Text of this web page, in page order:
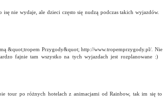
nie wydaje, ale dzieci często się nudzą podczas takich wyjazdów.
&quot;tropem Przygody&quot; http://www.tropemprzygody.pl/. Nie
fajnie tam wszystko na tych wyjazdach jest rozplanowane :)
tour po różnych hotelach z animacjami od Rainbow, tak im się to